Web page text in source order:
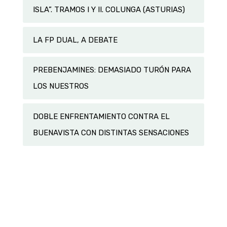
ISLA”. TRAMOS I Y II. COLUNGA (ASTURIAS)
LA FP DUAL, A DEBATE
PREBENJAMINES: DEMASIADO TURÓN PARA
LOS NUESTROS
DOBLE ENFRENTAMIENTO CONTRA EL
BUENAVISTA CON DISTINTAS SENSACIONES